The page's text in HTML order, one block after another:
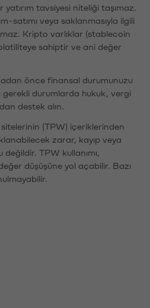
tavsiyesi niteliği taşımaz.
satımı veya saklanmasıyla ilgili
Kripto varlıklar (stablecoin
sahiptir ve ani değer
önce finansal durumunuzu
durumlarda hukuk, vergi
destek alın.
(TPW) içeriklerinden
zarar, kayıp veya
TPW kullanımı,
düşüşüne yol açabilir. Bazı